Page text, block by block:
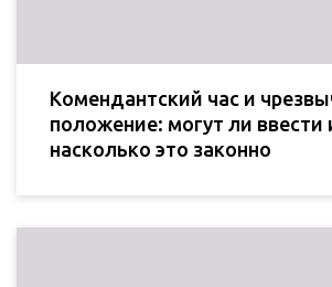
Комендантский час и
положение: могут ли ввести
насколько это законно